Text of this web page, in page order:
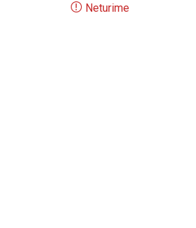
Neturime